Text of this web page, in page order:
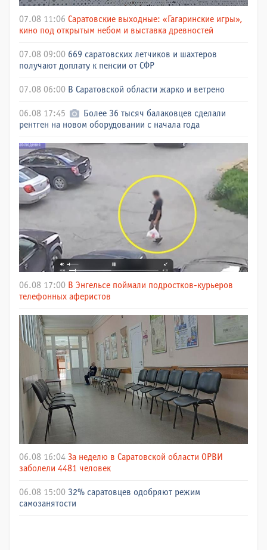
07.08 11:06 Саратовские выходные: «Гагаринские игры»,
кино под открытым небом и выставка древностей
07.08 09:00 669 саратовских летчиков и шахтеров
получают доплату к пенсии от СФР
07.08 06:00 В Саратовской области жарко и ветрено
06.08 17:45
Более 36 тысяч балаковцев сделали
рентген на новом оборудовании с начала года
06.08 17:00 В Энгельсе поймали подростков-курьеров
телефонных аферистов
06.08 16:04 За неделю в Саратовской области ОРВИ
заболели 4481 человек
06.08 15:00 32% саратовцев одобряют режим
самозанятости